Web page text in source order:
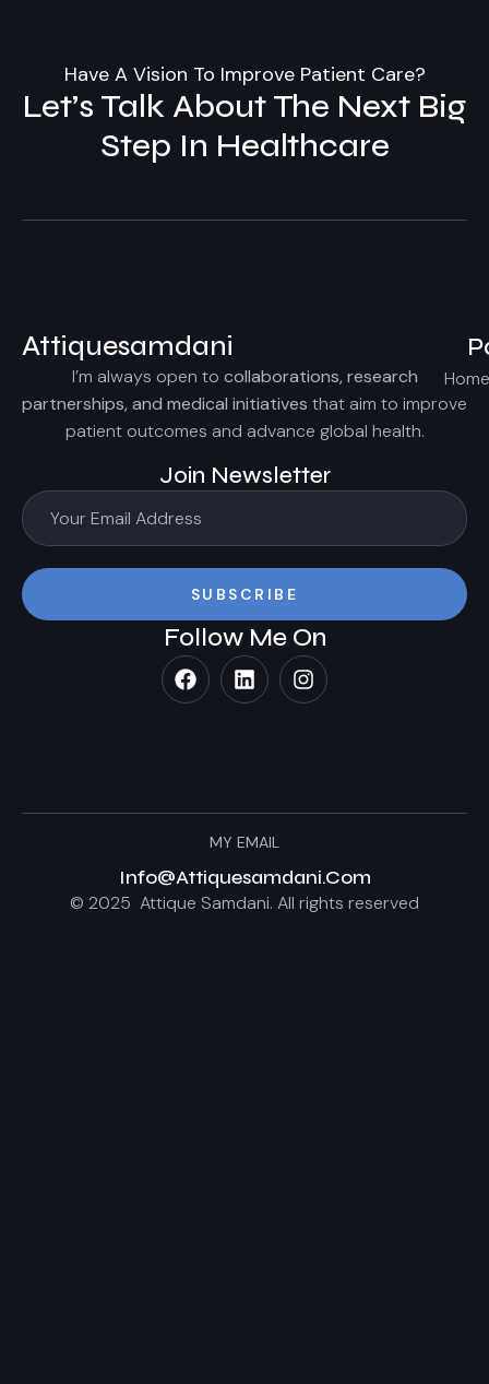
Have A Vision To Improve Patient Care?
Let’s Talk About The Next Big
Step In Healthcare
Attiquesamdani
I’m always open to collaborations, research
partnerships, and medical initiatives that aim to improve
patient outcomes and advance global health.
Join Newsletter
SUBSCRIBE
Home
Follow Me On
MY EMAIL
Info@attiquesamdani.com
© 2025 Attique Samdani. All rights reserved